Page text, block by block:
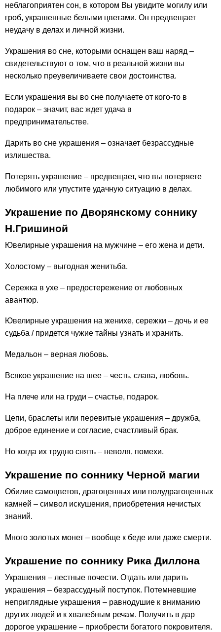
неблагоприятен сон, в котором Вы увидите могилу или
гроб, украшенные белыми цветами. Он предвещает
неудачу в делах и личной жизни.
Украшения во сне, которыми оснащен ваш наряд –
свидетельствуют о том, что в реальной жизни вы
несколько преувеличиваете свои достоинства.
Если украшения вы во сне получаете от кого-то в
подарок – значит, вас ждет удача в
предпринимательстве.
Дарить во сне украшения – означает безрассудные
излишества.
Потерять украшение – предвещает, что вы потеряете
любимого или упустите удачную ситуацию в делах.
Украшение по Дворянскому соннику
Н.Гришиной
Ювелирные украшения на мужчине – его жена и дети.
Холостому – выгодная женитьба.
Сережка в ухе – предостережение от любовных
авантюр.
Ювелирные украшения на женихе, сережки – дочь и ее
судьба / придется чужие тайны узнать и хранить.
Медальон – верная любовь.
Всякое украшение на шее – честь, слава, любовь.
На плече или на груди – счастье, подарок.
Цепи, браслеты или перевитые украшения – дружба,
доброе единение и согласие, счастливый брак.
Но когда их трудно снять – неволя, помехи.
Украшение по соннику Черной магии
Обилие самоцветов, драгоценных или полудрагоценных
камней – символ искушения, приобретения нечистых
знаний.
Много золотых монет – вообще к беде или даже смерти.
Украшение по соннику Рика Диллона
Украшения – лестные почести. Отдать или дарить
украшения – безрассудный поступок. Потемневшие
неприглядные украшения – равнодушие к вниманию
других людей и к хвалебным речам. Получить в дар
дорогое украшение – приобрести богатого покровителя.